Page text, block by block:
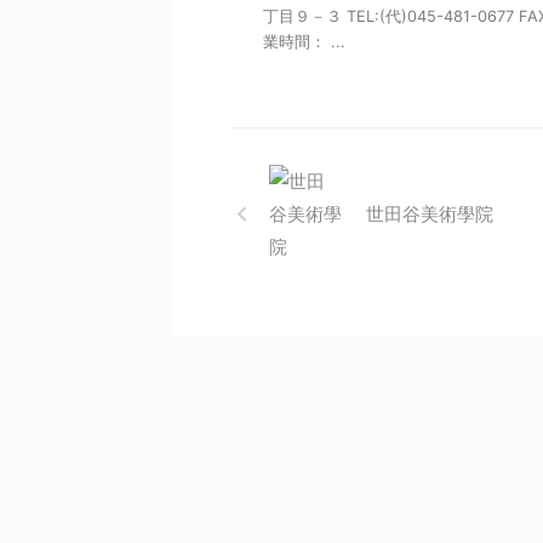
丁目９－３ TEL:(代)045-481-0677
業時間： ...
世田谷美術學院